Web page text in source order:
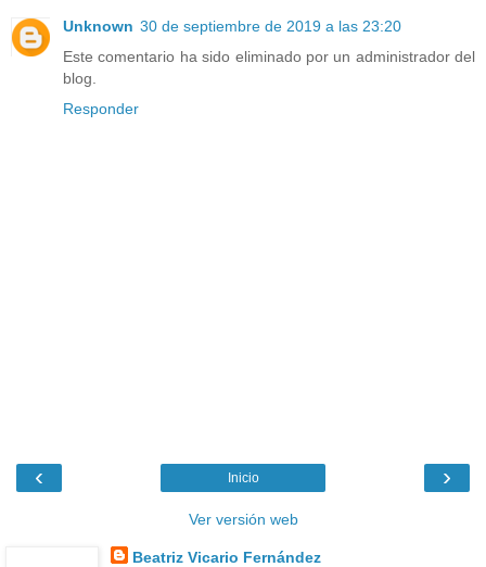
Unknown 30 de septiembre de 2019 a las 23:20
Este comentario ha sido eliminado por un administrador del
blog.
Responder
‹ ›
Inicio
Ver versión web
Beatriz Vicario Fernández